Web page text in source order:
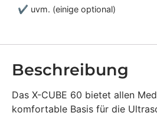
✔ uvm. (einige optional)
Beschreibung
Das X-CUBE 60 bietet allen
komfortable Basis für die